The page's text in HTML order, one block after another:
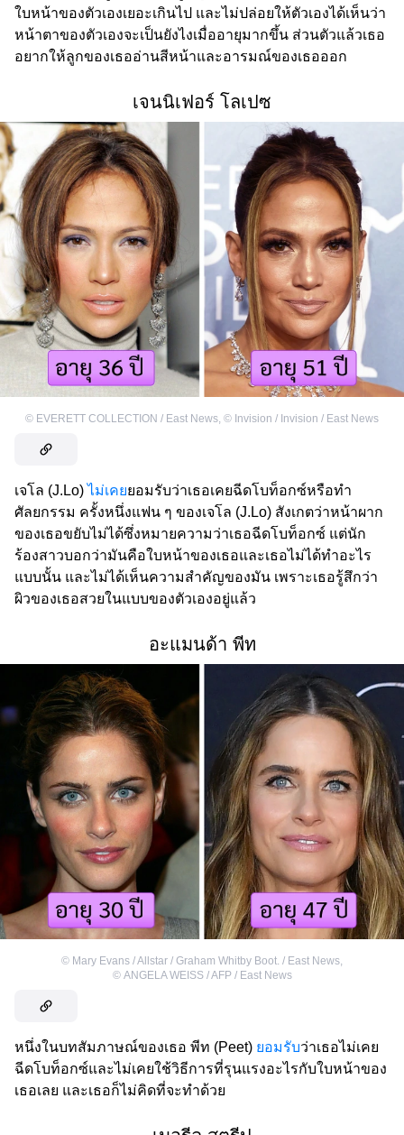
ใบหน้าของตัวเองเยอะเกินไป และไม่ปล่อยให้ตัวเองได้เห็นว่า
หน้าตาของตัวเองจะเป็นยังไงเมื่ออายุมากขึ้น ส่วนตัวแล้วเธอ
อยากให้ลูกของเธออ่านสีหน้าและอารมณ์ของเธอออก
เจนนิเฟอร์ โลเปซ
© EVERETT COLLECTION / East News, © Invision / Invision / East News
เจโล (J.Lo)ไม่เคยยอมรับว่าเธอเคยฉีดโบท็อกซ์หรือทำ
ศัลยกรรม ครั้งหนึ่งแฟน ๆ ของเจโล (J.Lo) สังเกตว่าหน้าผาก
ของเธอขยับไม่ได้ซึ่งหมายความว่าเธอฉีดโบท็อกซ์ แต่นัก
ร้องสาวบอกว่ามันคือใบหน้าของเธอและเธอไม่ได้ทำอะไร
แบบนั้น และไม่ได้เห็นความสำคัญของมัน เพราะเธอรู้สึกว่า
ผิวของเธอสวยในแบบของตัวเองอยู่แล้ว
อะแมนด้า พีท
© Mary Evans / Allstar / Graham Whitby Boot. / East News,
© ANGELA WEISS / AFP / East News
หนึ่งในบทสัมภาษณ์ของเธอ พีท (Peet) ยอมรับว่าเธอไม่เคย
ฉีดโบท็อกซ์และไม่เคยใช้วิธีการที่รุนแรงอะไรกับใบหน้าของ
เธอเลย และเธอก็ไม่คิดที่จะทำด้วย